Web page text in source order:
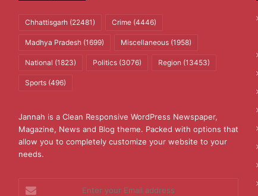
Chhattisgarh(22481) Crime(4446)
Madhya Pradesh(1699) Miscellaneous(1958)
National (1823) Politics(3076) Region (13453)
Sports(496)
Jannah is a Clean Responsive WordPress Newspaper,
Magazine, News and Blog theme. Packed with options that
allow you to completely customize your website to your
needs.